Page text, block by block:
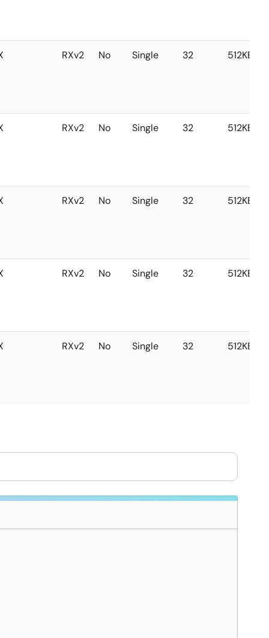
RXv2 No Single 32 512KB
RXv2 No Single 32 512KB
RXv2 No Single 32 512KB
RXv2 No Single 32 512KB
RXv2 No Single 32 512KB